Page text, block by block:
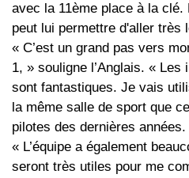
avec la 11ème place à la
peut lui permettre d'aller très
« C’est un grand pas vers
1, » souligne l’Anglais. «
sont fantastiques. Je vais
la même salle de sport que
pilotes des dernières années.
« L’équipe a également
seront très utiles pour me